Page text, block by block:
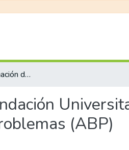
Experiencia de formación del graduado de la Fundación Universitaria Sanitas: una vivencia desde el Aprendizaje Basado en Problemas (ABP)
(ABP)